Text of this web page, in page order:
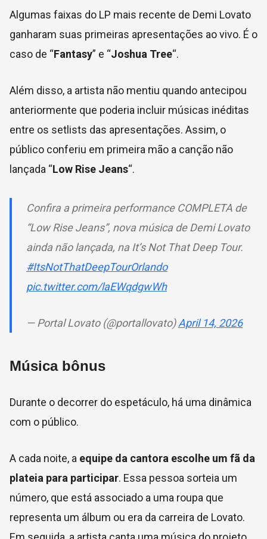
Algumas faixas do LP mais recente de Demi Lovato
ganharam suas primeiras apresentações ao vivo. É o
caso de “Fantasy” e “Joshua Tree“.
Além disso, a artista não mentiu quando antecipou
anteriormente que poderia incluir músicas inéditas
entre os setlists das apresentações. Assim, o
público conferiu em primeira mão a canção não
lançada “Low Rise Jeans“.
Confira a primeira performance COMPLETA de
“Low Rise Jeans”, nova música de Demi Lovato
ainda não lançada, na It’s Not That Deep Tour.
#ItsNotThatDeepTourOrlando
pic.twitter.com/laEWqdgwWh
— Portal Lovato (@portallovato)April 14, 2026
Música bônus
Durante o decorrer do espetáculo, há uma dinâmica
com o público.
A cada noite, a equipe da cantora escolhe um fã da
plateia para participar. Essa pessoa sorteia um
número, que está associado a uma roupa que
representa um álbum ou era da carreira de Lovato.